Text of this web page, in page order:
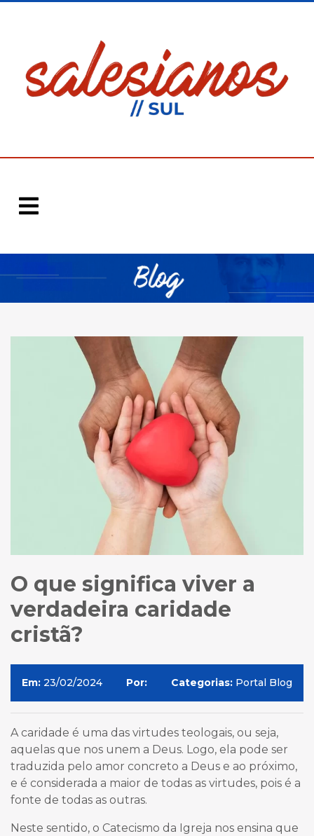
O que significa viver a
verdadeira caridade
cristã?
Em: 23/02/2024 Por: Categorias: Portal Blog
A caridade é uma das virtudes teologais, ou seja,
aquelas que nos unem a Deus. Logo, ela pode ser
traduzida pelo amor concreto a Deus e ao próximo,
e é considerada a maior de todas as virtudes, pois é a
fonte de todas as outras.
Neste sentido, o Catecismo da Igreja nos ensina que